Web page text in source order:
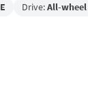
Drive:All-